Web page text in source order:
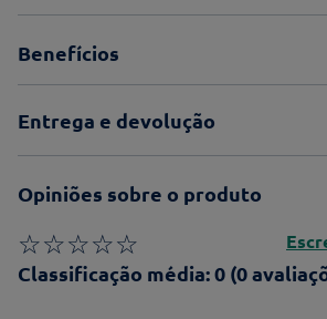
Benefícios
Entrega e devolução
Opiniões sobre o produto
☆☆☆☆☆
Classificação média: 0 (0